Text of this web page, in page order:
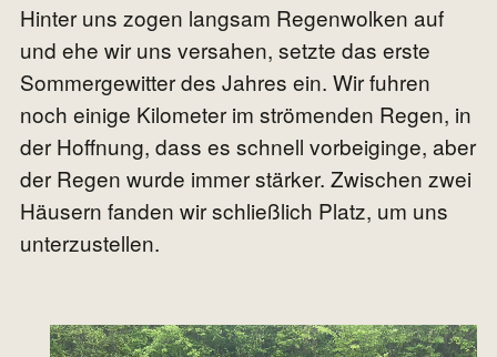
Hinter uns zogen langsam Regenwolken auf
und ehe wir uns versahen, setzte das erste
Sommergewitter des Jahres ein. Wir fuhren
noch einige Kilometer im strömenden Regen, in
der Hoffnung, dass es schnell vorbeiginge, aber
der Regen wurde immer stärker. Zwischen zwei
Häusern fanden wir schließlich Platz, um uns
unterzustellen.